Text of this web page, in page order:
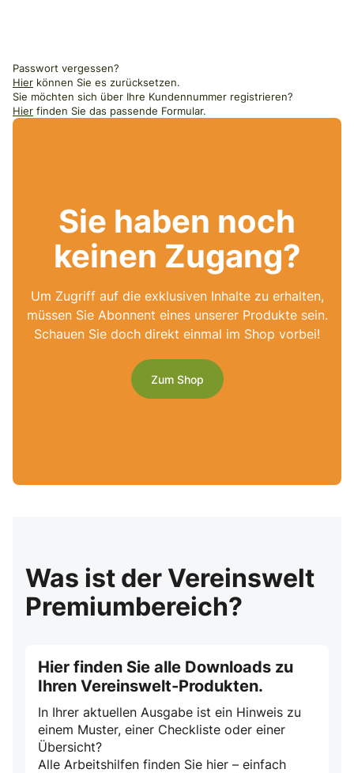
Passwort vergessen?
Hier können Sie es zurücksetzen.
Sie möchten sich über Ihre Kundennummer registrieren?
Hier finden Sie das passende Formular.
Sie haben noch
keinen Zugang?
Um Zugriff auf die exklusiven Inhalte zu erhalten,
müssen Sie Abonnent eines unserer Produkte sein.
Schauen Sie doch direkt einmal im Shop vorbei!
Zum Shop
Was ist der Vereinswelt
Premiumbereich?
Hier finden Sie alle Downloads zu
Ihren Vereinswelt-Produkten.
In Ihrer aktuellen Ausgabe ist ein Hinweis zu
einem Muster, einer Checkliste oder einer
Übersicht?
Alle Arbeitshilfen finden Sie hier – einfach